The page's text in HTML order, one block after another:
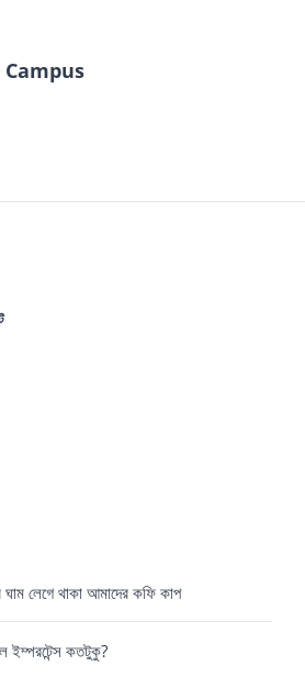
লেগে থাকা আমাদের কফি কাপ
ইম্পরটেন্স কতটুকু?